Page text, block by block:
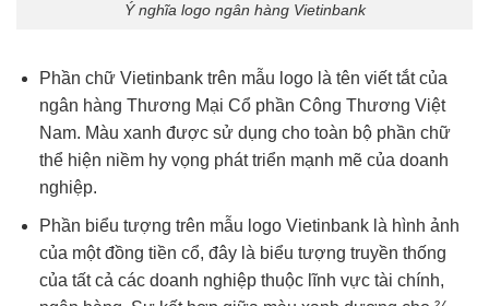
Ý nghĩa logo ngân hàng Vietinbank
Phần chữ Vietinbank trên mẫu logo là tên viết tắt của
ngân hàng Thương Mại Cổ phần Công Thương Việt
Nam. Màu xanh được sử dụng cho toàn bộ phần chữ
thể hiện niềm hy vọng phát triển mạnh mẽ của doanh
nghiệp.
Phần biểu tượng trên mẫu logo Vietinbank là hình ảnh
của một đồng tiền cổ, đây là biểu tượng truyền thống
của tất cả các doanh nghiệp thuộc lĩnh vực tài chính,